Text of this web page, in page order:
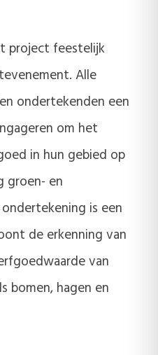
project feestelijk
Alle
ondertekenden een
om het
in hun gebied op
groen- en
is een
de erkenning van
van
bomen, hagen en